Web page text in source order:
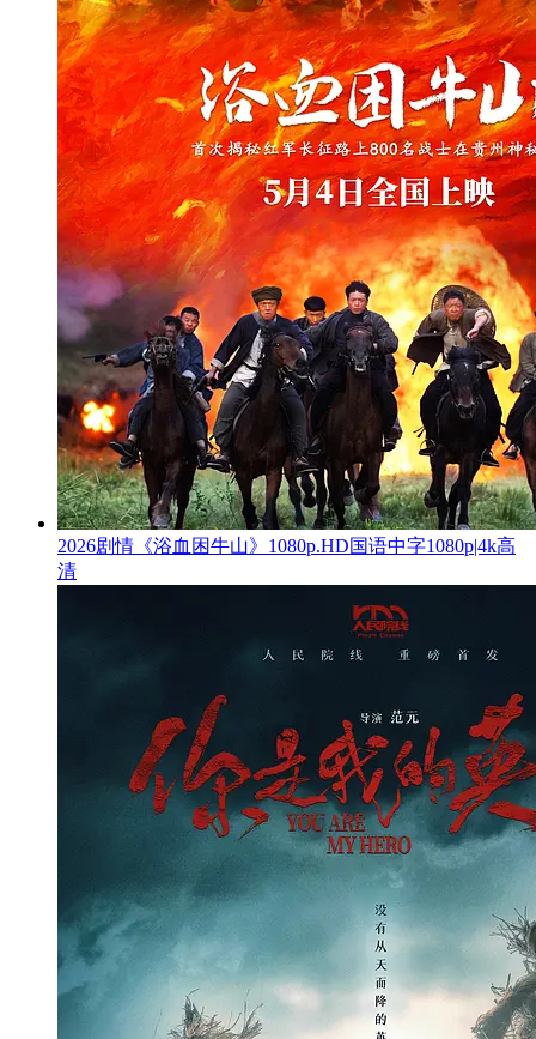
2026剧情《浴血困牛山》1080p.HD国语中字1080p|4k高
清